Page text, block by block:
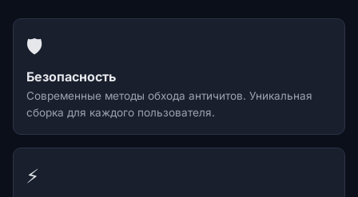
🛡️
Безопасность
Современные методы обхода античитов. Уникальная
сборка для каждого пользователя.
⚡